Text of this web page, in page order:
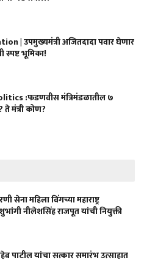
| उपमुख्यमंत्री अजितदादा पवार घेणार
स्पष्ट भूमिका!
:फडणवीस मंत्रिमंडळातील ७
ते मंत्री कोण?
सेना महिला विंगच्या महाराष्ट्र
नीलेशसिंह राजपूत यांची नियुक्ती
पाटील यांचा सत्कार समारंभ उत्साहात